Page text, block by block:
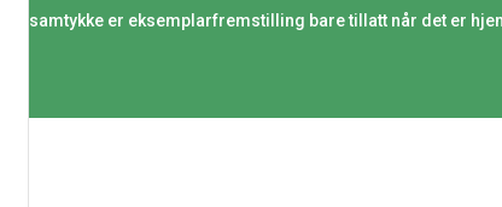
samtykke er eksemplarfremstilling bare tillatt når det er